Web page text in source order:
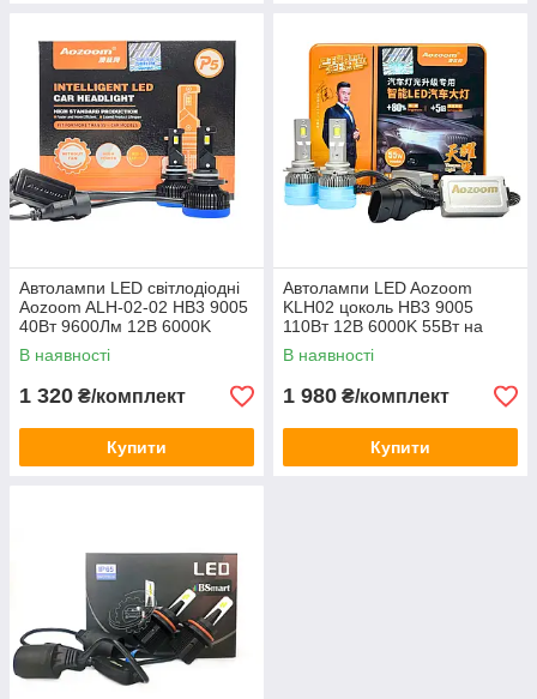
Автолампи LED світлодіодні
Aozoom ALH-02-02 HB3 9005
40Вт 9600Лм 12В 6000K
В наявності
1 320 ₴/комплект
Купити
Автолампи LED Aozoom
KLH02 цоколь HB3 9005
110Вт 12В 6000K 55Вт на
лампу
В наявності
1 980 ₴/комплект
Купити